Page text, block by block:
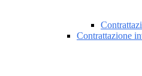
Contrattazione